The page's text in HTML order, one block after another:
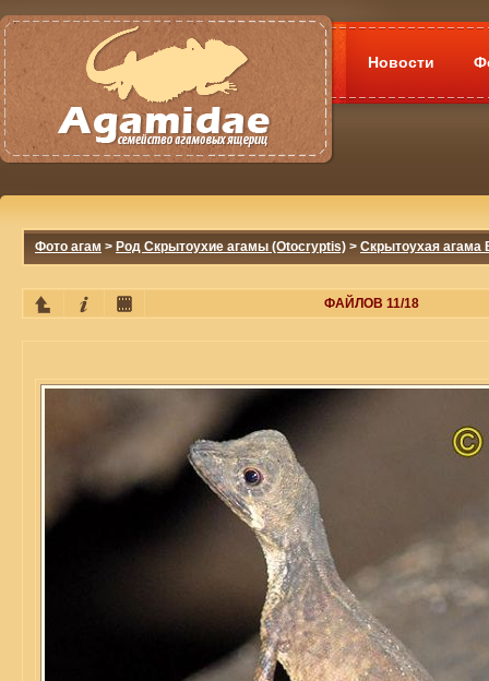
Новости
Фото агам > Род Скрытоухие агамы (Otocryptis) > Скрытоухая агама
ФАЙЛОВ 11/18